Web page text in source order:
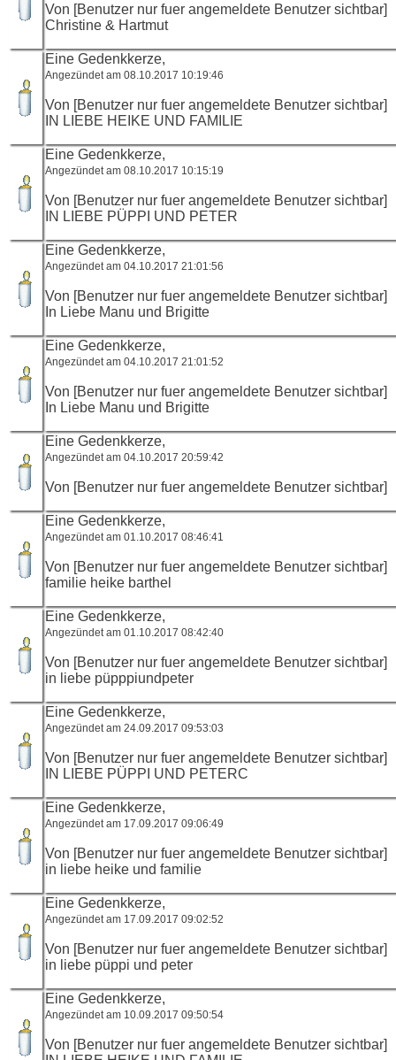
Von [Benutzer nur fuer angemeldete Benutzer sichtbar]
Christine & Hartmut
Eine Gedenkkerze,
Angezündet am 08.10.2017 10:19:46
Von [Benutzer nur fuer angemeldete Benutzer sichtbar]
IN LIEBE HEIKE UND FAMILIE
Eine Gedenkkerze,
Angezündet am 08.10.2017 10:15:19
Von [Benutzer nur fuer angemeldete Benutzer sichtbar]
IN LIEBE PÜPPI UND PETER
Eine Gedenkkerze,
Angezündet am 04.10.2017 21:01:56
Von [Benutzer nur fuer angemeldete Benutzer sichtbar]
In Liebe Manu und Brigitte
Eine Gedenkkerze,
Angezündet am 04.10.2017 21:01:52
Von [Benutzer nur fuer angemeldete Benutzer sichtbar]
In Liebe Manu und Brigitte
Eine Gedenkkerze,
Angezündet am 04.10.2017 20:59:42
Von [Benutzer nur fuer angemeldete Benutzer sichtbar]
Eine Gedenkkerze,
Angezündet am 01.10.2017 08:46:41
Von [Benutzer nur fuer angemeldete Benutzer sichtbar]
familie heike barthel
Eine Gedenkkerze,
Angezündet am 01.10.2017 08:42:40
Von [Benutzer nur fuer angemeldete Benutzer sichtbar]
in liebe püpppiundpeter
Eine Gedenkkerze,
Angezündet am 24.09.2017 09:53:03
Von [Benutzer nur fuer angemeldete Benutzer sichtbar]
IN LIEBE PÜPPI UND PETERC
Eine Gedenkkerze,
Angezündet am 17.09.2017 09:06:49
Von [Benutzer nur fuer angemeldete Benutzer sichtbar]
in liebe heike und familie
Eine Gedenkkerze,
Angezündet am 17.09.2017 09:02:52
Von [Benutzer nur fuer angemeldete Benutzer sichtbar]
in liebe püppi und peter
Eine Gedenkkerze,
Angezündet am 10.09.2017 09:50:54
Von [Benutzer nur fuer angemeldete Benutzer sichtbar]